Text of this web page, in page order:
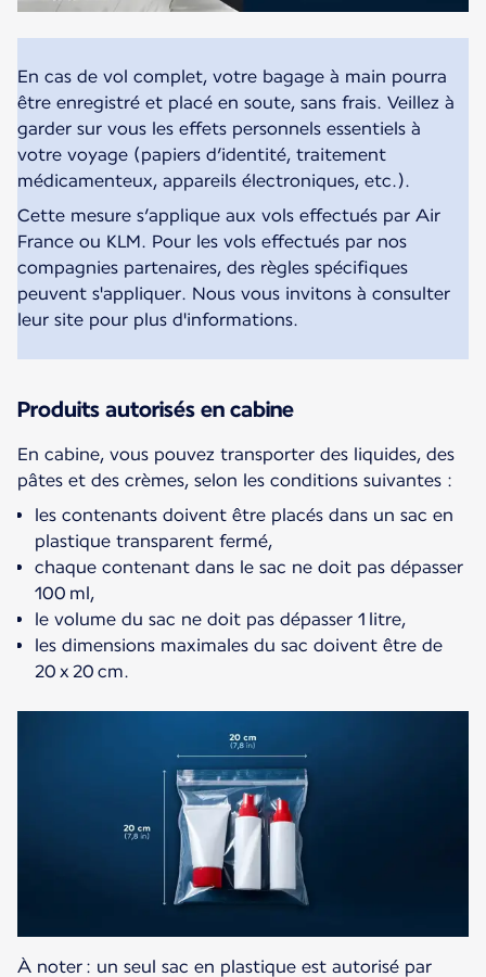
En cas de vol complet, votre bagage à main pourra
être enregistré et placé en soute, sans frais. Veillez à
garder sur vous les effets personnels essentiels à
votre voyage (papiers d’identité, traitement
médicamenteux, appareils électroniques, etc.).
Cette mesure s’applique aux vols effectués par Air
France ou KLM. Pour les vols effectués par nos
compagnies partenaires, des règles spécifiques
peuvent s'appliquer. Nous vous invitons à consulter
leur site pour plus d'informations.
Produits autorisés en cabine
En cabine, vous pouvez transporter des liquides, des
pâtes et des crèmes, selon les conditions suivantes :
les contenants doivent être placés dans un sac en
plastique transparent fermé,
chaque contenant dans le sac ne doit pas dépasser
100 ml,
le volume du sac ne doit pas dépasser 1 litre,
les dimensions maximales du sac doivent être de
20 x 20 cm.
À noter : un seul sac en plastique est autorisé par